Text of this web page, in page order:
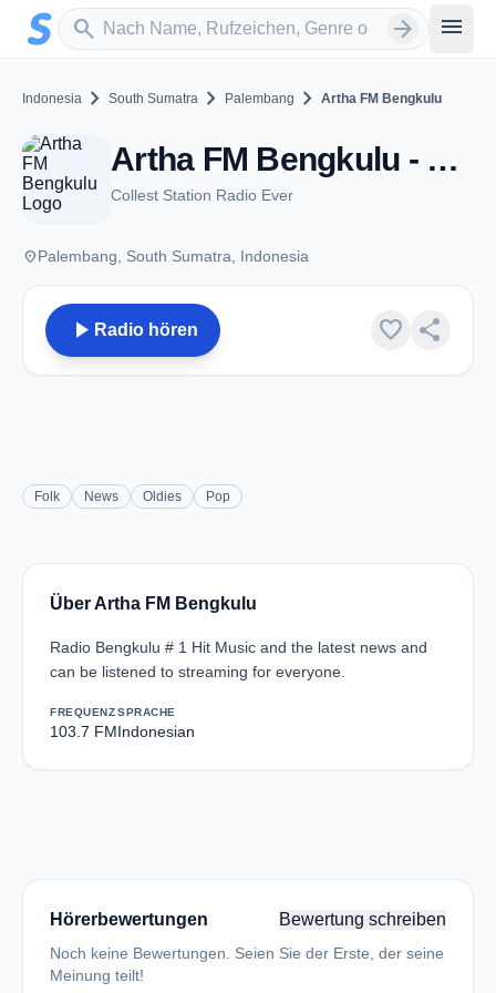
Zum Hauptinhalt springen
search
Sender suchen arrow_forward menu
Indonesia chevron_right South Sumatra chevron_right Palembang chevron_right Artha FM Bengkulu
Artha FM Bengkulu - FM 103.7 - Palembang
Collest Station Radio Ever
placePalembang, South Sumatra, Indonesia
play_arrow Radio hören favorite share
Folk News Oldies Pop
Über Artha FM Bengkulu
Radio Bengkulu # 1 Hit Music and the latest news and
can be listened to streaming for everyone.
FREQUENZ
103.7 FM
SPRACHE
Indonesian
Hörerbewertungen Bewertung schreiben
Noch keine Bewertungen. Seien Sie der Erste, der seine
Meinung teilt!